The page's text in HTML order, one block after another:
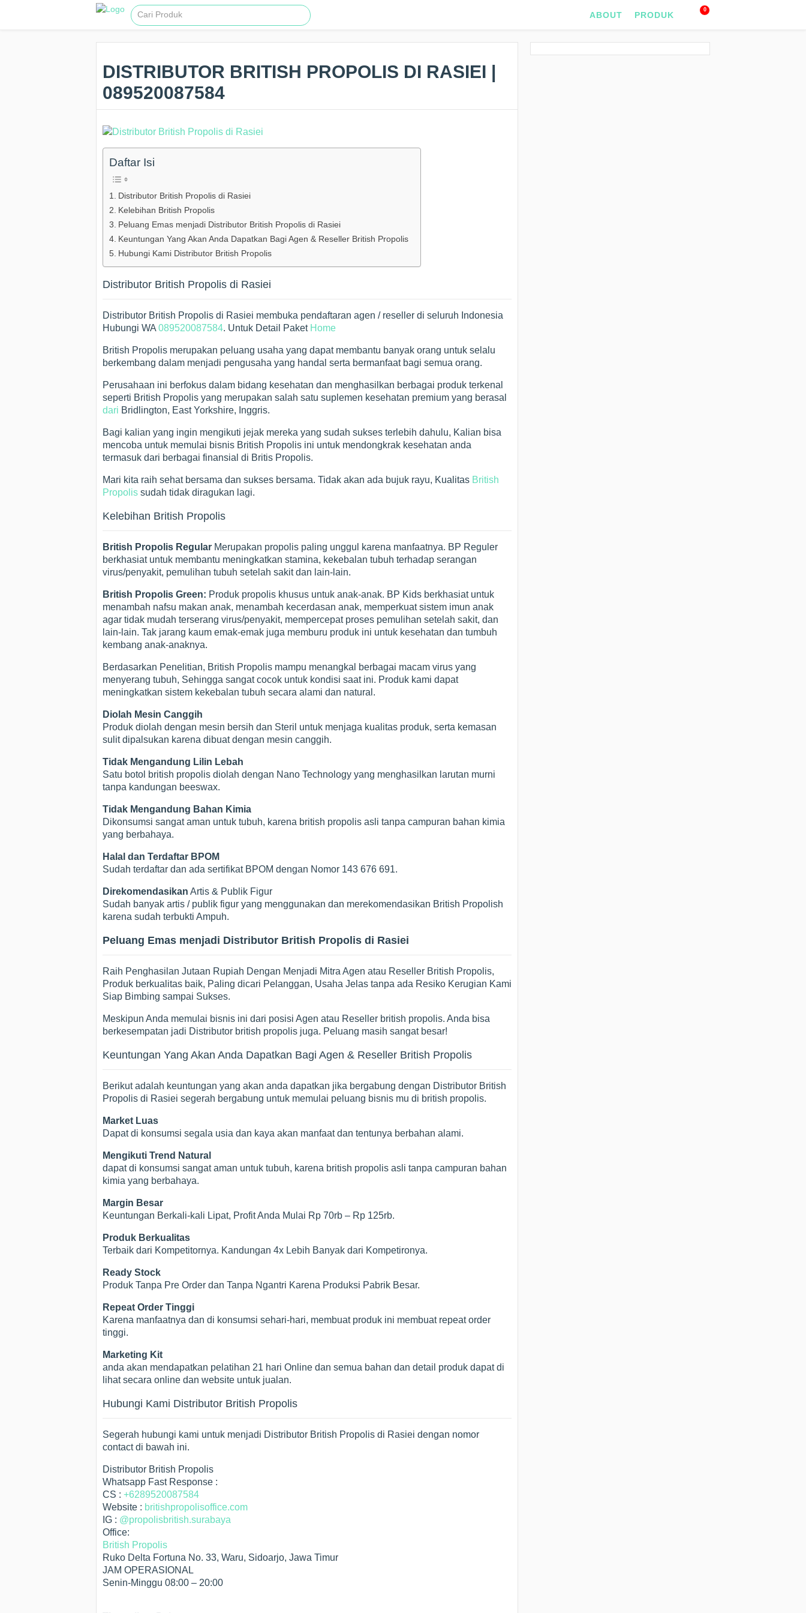
0
ABOUT PRODUK
DISTRIBUTOR BRITISH PROPOLIS DI RASIEI |
089520087584
Daftar Isi
Distributor British Propolis di Rasiei
Kelebihan British Propolis
Peluang Emas menjadi Distributor British Propolis di Rasiei
Keuntungan Yang Akan Anda Dapatkan Bagi Agen & Reseller British Propolis
Hubungi Kami Distributor British Propolis
Distributor British Propolis di Rasiei
Distributor British Propolis di Rasiei membuka pendaftaran agen / reseller di seluruh Indonesia
Hubungi WA 089520087584. Untuk Detail Paket Home
British Propolis merupakan peluang usaha yang dapat membantu banyak orang untuk selalu
berkembang dalam menjadi pengusaha yang handal serta bermanfaat bagi semua orang.
Perusahaan ini berfokus dalam bidang kesehatan dan menghasilkan berbagai produk terkenal
seperti British Propolis yang merupakan salah satu suplemen kesehatan premium yang berasal
dari Bridlington, East Yorkshire, Inggris.
Bagi kalian yang ingin mengikuti jejak mereka yang sudah sukses terlebih dahulu, Kalian bisa
mencoba untuk memulai bisnis British Propolis ini untuk mendongkrak kesehatan anda
termasuk dari berbagai finansial di Britis Propolis.
Mari kita raih sehat bersama dan sukses bersama. Tidak akan ada bujuk rayu, Kualitas British
Propolis sudah tidak diragukan lagi.
Kelebihan British Propolis
British Propolis Regular Merupakan propolis paling unggul karena manfaatnya. BP Reguler
berkhasiat untuk membantu meningkatkan stamina, kekebalan tubuh terhadap serangan
virus/penyakit, pemulihan tubuh setelah sakit dan lain-lain.
British Propolis Green: Produk propolis khusus untuk anak-anak. BP Kids berkhasiat untuk
menambah nafsu makan anak, menambah kecerdasan anak, memperkuat sistem imun anak
agar tidak mudah terserang virus/penyakit, mempercepat proses pemulihan setelah sakit, dan
lain-lain. Tak jarang kaum emak-emak juga memburu produk ini untuk kesehatan dan tumbuh
kembang anak-anaknya.
Berdasarkan Penelitian, British Propolis mampu menangkal berbagai macam virus yang
menyerang tubuh, Sehingga sangat cocok untuk kondisi saat ini. Produk kami dapat
meningkatkan sistem kekebalan tubuh secara alami dan natural.
Diolah Mesin Canggih
Produk diolah dengan mesin bersih dan Steril untuk menjaga kualitas produk, serta kemasan
sulit dipalsukan karena dibuat dengan mesin canggih.
Tidak Mengandung Lilin Lebah
Satu botol british propolis diolah dengan Nano Technology yang menghasilkan larutan murni
tanpa kandungan beeswax.
Tidak Mengandung Bahan Kimia
Dikonsumsi sangat aman untuk tubuh, karena british propolis asli tanpa campuran bahan kimia
yang berbahaya.
Halal dan Terdaftar BPOM
Sudah terdaftar dan ada sertifikat BPOM dengan Nomor 143 676 691.
Direkomendasikan Artis & Publik Figur
Sudah banyak artis / publik figur yang menggunakan dan merekomendasikan British Propolish
karena sudah terbukti Ampuh.
Peluang Emas menjadi Distributor British Propolis di Rasiei
Raih Penghasilan Jutaan Rupiah Dengan Menjadi Mitra Agen atau Reseller British Propolis,
Produk berkualitas baik, Paling dicari Pelanggan, Usaha Jelas tanpa ada Resiko Kerugian Kami
Siap Bimbing sampai Sukses.
Meskipun Anda memulai bisnis ini dari posisi Agen atau Reseller british propolis. Anda bisa
berkesempatan jadi Distributor british propolis juga. Peluang masih sangat besar!
Keuntungan Yang Akan Anda Dapatkan Bagi Agen & Reseller British Propolis
Berikut adalah keuntungan yang akan anda dapatkan jika bergabung dengan Distributor British
Propolis di Rasiei segerah bergabung untuk memulai peluang bisnis mu di british propolis.
Market Luas
Dapat di konsumsi segala usia dan kaya akan manfaat dan tentunya berbahan alami.
Mengikuti Trend Natural
dapat di konsumsi sangat aman untuk tubuh, karena british propolis asli tanpa campuran bahan
kimia yang berbahaya.
Margin Besar
Keuntungan Berkali-kali Lipat, Profit Anda Mulai Rp 70rb – Rp 125rb.
Produk Berkualitas
Terbaik dari Kompetitornya. Kandungan 4x Lebih Banyak dari Kompetironya.
Ready Stock
Produk Tanpa Pre Order dan Tanpa Ngantri Karena Produksi Pabrik Besar.
Repeat Order Tinggi
Karena manfaatnya dan di konsumsi sehari-hari, membuat produk ini membuat repeat order
tinggi.
Marketing Kit
anda akan mendapatkan pelatihan 21 hari Online dan semua bahan dan detail produk dapat di
lihat secara online dan website untuk jualan.
Hubungi Kami Distributor British Propolis
Segerah hubungi kami untuk menjadi Distributor British Propolis di Rasiei dengan nomor
contact di bawah ini.
Distributor British Propolis
Whatsapp Fast Response :
CS : +6289520087584
Website : britishpropolisoffice.com
IG : @propolisbritish.surabaya
Office:
British Propolis
Ruko Delta Fortuna No. 33, Waru, Sidoarjo, Jawa Timur
JAM OPERASIONAL
Senin-Minggu 08:00 – 20:00